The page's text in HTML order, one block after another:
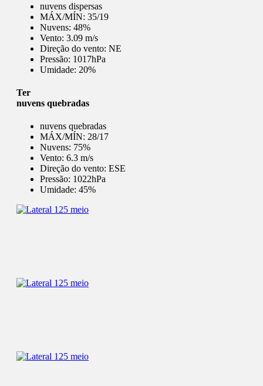
nuvens dispersas
MÁX/MÍN: 35/19
Nuvens: 48%
Vento: 3.09 m/s
Direção do vento: NE
Pressão: 1017hPa
Umidade: 20%
Ter
nuvens quebradas
nuvens quebradas
MÁX/MÍN: 28/17
Nuvens: 75%
Vento: 6.3 m/s
Direção do vento: ESE
Pressão: 1022hPa
Umidade: 45%